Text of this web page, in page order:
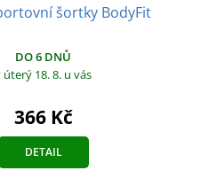
šortky BodyFit
DO 6 DNŮ
úterý 18. 8. u vás
366 Kč
DETAIL